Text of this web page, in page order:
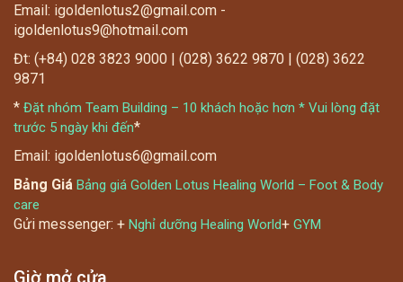
Email: igoldenlotus2@gmail.com -
igoldenlotus9@hotmail.com
Đt: (+84) 028 3823 9000 | (028) 3622 9870 | (028) 3622
9871
* Đặt nhóm Team Building – 10 khách hoặc hơn * Vui lòng đặt
trước 5 ngày khi đến*
Email: igoldenlotus6@gmail.com
Bảng Giá Bảng giá Golden Lotus Healing World – Foot & Body
care
Gửi messenger: + Nghỉ dưỡng Healing World+ GYM
Giờ mở cửa